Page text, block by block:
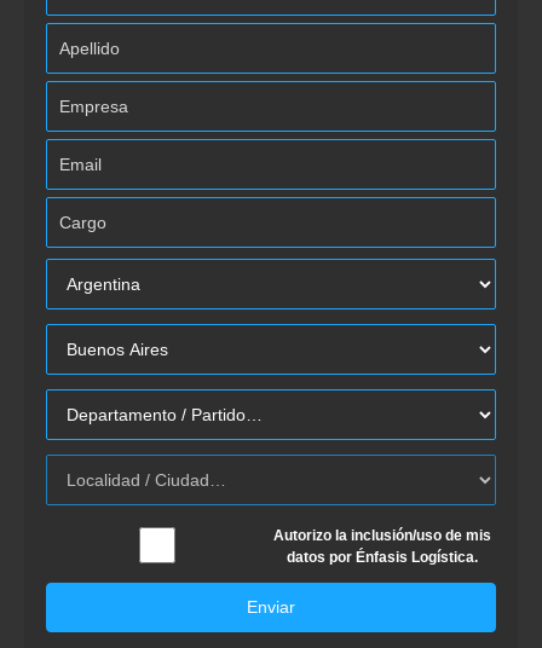
Autorizo la inclusión/uso de mis
datos por Énfasis Logística.
Enviar